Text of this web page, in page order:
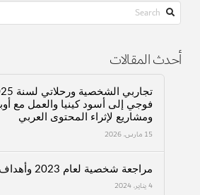
Search
أحدث المقالات
فوجي إلى أسود كينيا والعمل مع
ومشاريع لإثراء المحتوى العربي
15 مارس، 2026
مراجعة شخصية لعام 2023 وأهداف العام الجديد
4 يناير، 2024